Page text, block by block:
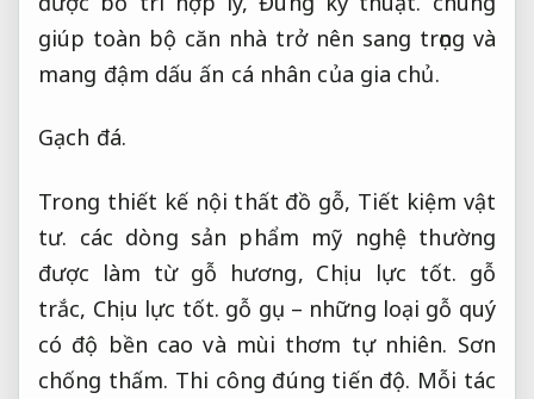
giúp toàn bộ căn nhà trở nên sang trọng và
mang đậm dấu ấn cá nhân của gia chủ.
Gạch đá.
Trong thiết kế nội thất đồ gỗ, Tiết kiệm vật
tư. các dòng sản phẩm mỹ nghệ thường
được làm từ gỗ hương, Chịu lực tốt. gỗ
trắc, Chịu lực tốt. gỗ gụ – những loại gỗ quý
có độ bền cao và mùi thơm tự nhiên. Sơn
chống thấm. Thi công đúng tiến độ. Mỗi tác